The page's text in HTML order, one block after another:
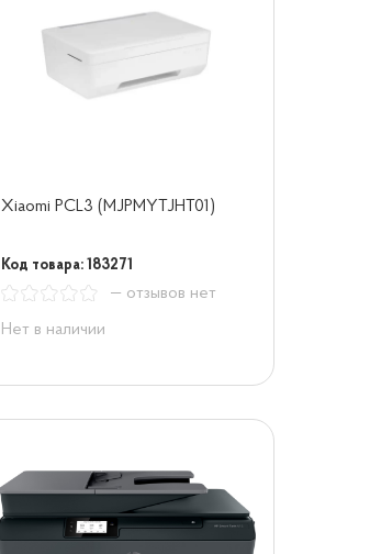
Xiaomi PCL3 (MJPMYTJHT01)
Код товара: 183271
— отзывов нет
Нет в наличии